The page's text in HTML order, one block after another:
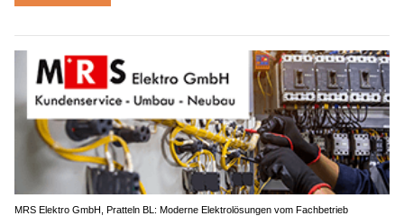
MRS Elektro GmbH, Pratteln BL: Moderne Elektrolösungen vom Fachbetrieb